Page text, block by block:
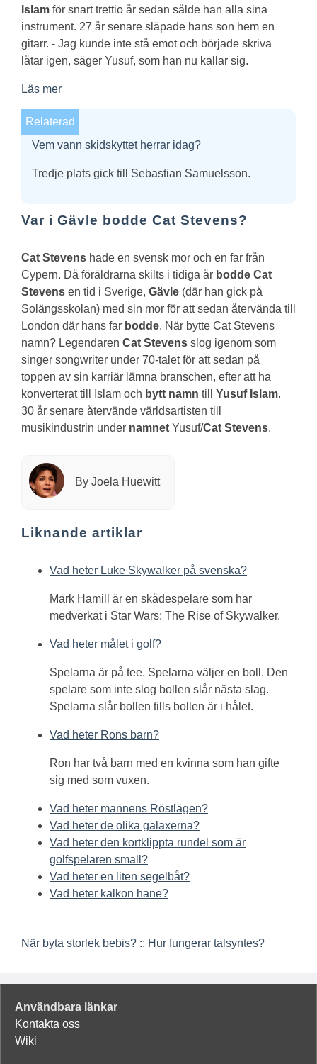
Islam för snart trettio år sedan sålde han alla sina
instrument. 27 år senare släpade hans son hem en
gitarr. - Jag kunde inte stå emot och började skriva
låtar igen, säger Yusuf, som han nu kallar sig.
Läs mer
Relaterad
Vem vann skidskyttet herrar idag?
Tredje plats gick till Sebastian Samuelsson.
Var i Gävle bodde Cat Stevens?
Cat Stevens hade en svensk mor och en far från
Cypern. Då föräldrarna skilts i tidiga år bodde Cat
Stevens en tid i Sverige, Gävle (där han gick på
Solängsskolan) med sin mor för att sedan återvända till
London där hans far bodde. När bytte Cat Stevens
namn? Legendaren Cat Stevens slog igenom som
singer songwriter under 70-talet för att sedan på
toppen av sin karriär lämna branschen, efter att ha
konverterat till Islam och bytt namn till Yusuf Islam.
30 år senare återvände världsartisten till
musikindustrin under namnet Yusuf/Cat Stevens.
By Joela Huewitt
Liknande artiklar
Vad heter Luke Skywalker på svenska?
Mark Hamill är en skådespelare som har
medverkat i Star Wars: The Rise of Skywalker.
Vad heter målet i golf?
Spelarna är på tee. Spelarna väljer en boll. Den
spelare som inte slog bollen slår nästa slag.
Spelarna slår bollen tills bollen är i hålet.
Vad heter Rons barn?
Ron har två barn med en kvinna som han gifte
sig med som vuxen.
Vad heter mannens Röstlägen?
Vad heter de olika galaxerna?
Vad heter den kortklippta rundel som är
golfspelaren small?
Vad heter en liten segelbåt?
Vad heter kalkon hane?
När byta storlek bebis? :: Hur fungerar talsyntes?
Användbara länkar
Kontakta oss
Wiki